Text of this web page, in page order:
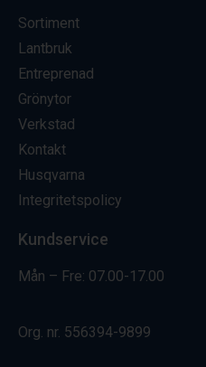
Sortiment
Lantbruk
Entreprenad
Grönytor
Verkstad
Kontakt
Husqvarna
Integritetspolicy
Kundservice
Mån – Fre: 07.00-17.00
Org. nr. 556394-9899